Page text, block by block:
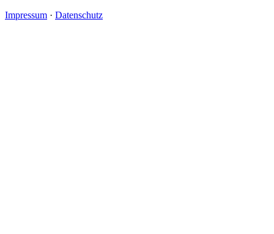
Impressum · Datenschutz